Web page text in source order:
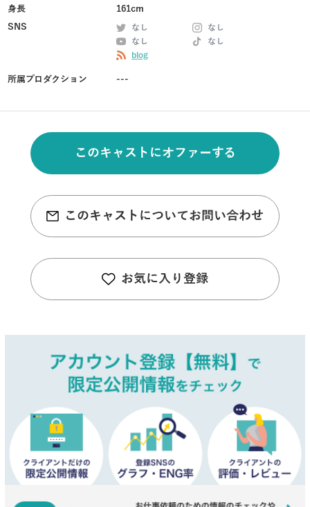
身長
161cm
SNS
なし
なし
なし
なし
blog
所属プロダクション ---
このキャストにオファーする
このキャストについてお問い合わせ
お気に入り登録